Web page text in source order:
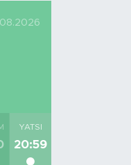
YATSI
20:59